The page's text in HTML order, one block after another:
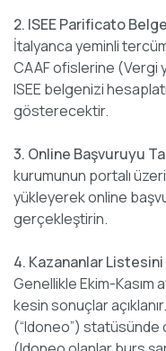
2. ISEE Parificato
İtalyanca yeminli
CAAF ofislerine (Vergi
ISEE belgenizi
gösterecektir.
3. Online Başvuruyu
kurumunun portalı
yükleyerek online
gerçekleştirin.
4. Kazananlar
Genellikle Ekim-Kasım
kesin sonuçlar
(“Idoneo”) statüsünde